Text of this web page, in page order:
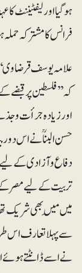
ہوگیا اور لیفٹیننٹ
فرانس کا مشترکہ حملہ
علامہ یوسف
کہ ’’فلسطین پر قبضے
اور زیادہ جرأت و
حسن البناؒ نے اس دور
دفاع و آزادی کے لیے
تربیت کے لیے مصر کے
میں مَیں بھی شریک
سے پہلا تعارف اس
نے اسے ڈانٹتے ہوئے